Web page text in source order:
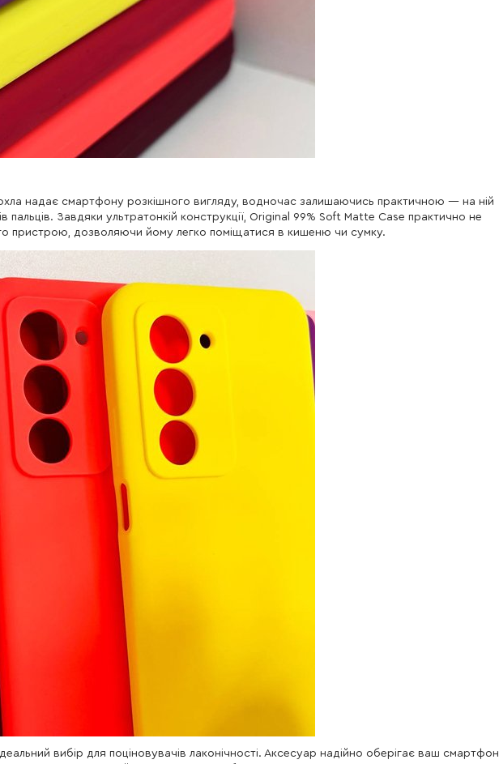
надає смартфону розкішного вигляду, водночас залишаючись практичною — на ній
пальців. Завдяки ультратонкій конструкції, Original 99% Soft Matte Case практично не
пристрою, дозволяючи йому легко поміщатися в кишеню чи сумку.
вибір для поціновувачів лаконічності. Аксесуар надійно оберігає ваш смартфон